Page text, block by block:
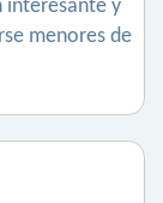
interesante y
menores de